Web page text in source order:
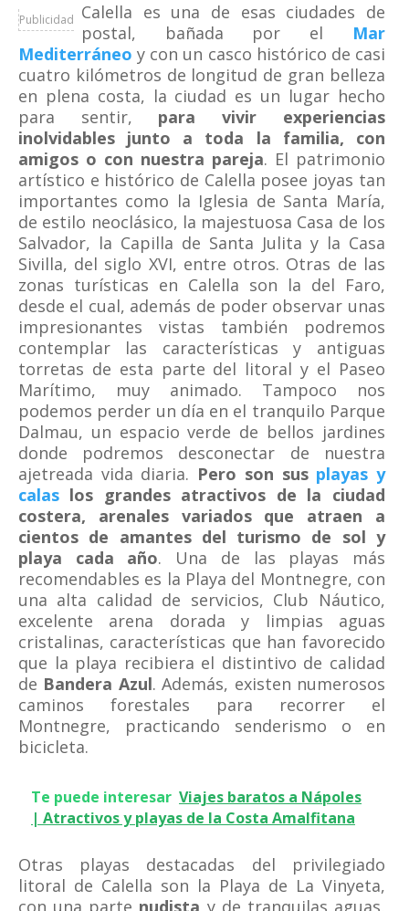
Publicidad Calella es una de esas ciudades de
postal, bañada por el Mar
Mediterráneo y con un casco histórico de casi
cuatro kilómetros de longitud de gran belleza
en plena costa, la ciudad es un lugar hecho
para sentir, para vivir experiencias
inolvidables junto a toda la familia, con
amigos o con nuestra pareja. El patrimonio
artístico e histórico de Calella posee joyas tan
importantes como la Iglesia de Santa María,
de estilo neoclásico, la majestuosa Casa de los
Salvador, la Capilla de Santa Julita y la Casa
Sivilla, del siglo XVI, entre otros. Otras de las
zonas turísticas en Calella son la del Faro,
desde el cual, además de poder observar unas
impresionantes vistas también podremos
contemplar las características y antiguas
torretas de esta parte del litoral y el Paseo
Marítimo, muy animado. Tampoco nos
podemos perder un día en el tranquilo Parque
Dalmau, un espacio verde de bellos jardines
donde podremos desconectar de nuestra
ajetreada vida diaria. Pero son sus playas y
calas los grandes atractivos de la ciudad
costera, arenales variados que atraen a
cientos de amantes del turismo de sol y
playa cada año. Una de las playas más
recomendables es la Playa del Montnegre, con
una alta calidad de servicios, Club Náutico,
excelente arena dorada y limpias aguas
cristalinas, características que han favorecido
que la playa recibiera el distintivo de calidad
de Bandera Azul. Además, existen numerosos
caminos forestales para recorrer el
Montnegre, practicando senderismo o en
bicicleta.
Te puede interesar Viajes baratos a Nápoles
| Atractivos y playas de la Costa Amalfitana
Otras playas destacadas del privilegiado
litoral de Calella son la Playa de La Vinyeta,
con una parte nudista y de tranquilas aguas,